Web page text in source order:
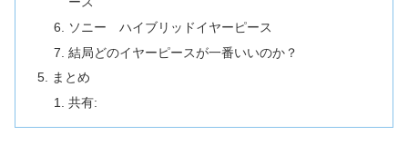
ソニー ハイブリッドイヤーピース
結局どのイヤーピースが一番いいのか？
まとめ
共有: